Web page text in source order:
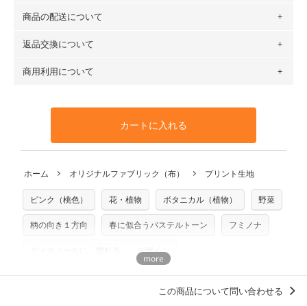
場合 → 購入数量「7」
※カットを希望の方は備考欄に「50cmずつカット希望」など
ご記載ください（50cm単位でのカットのみ）
プリント布の仕様についてもっと詳しく見る
・現在、すべてのデザインのプリントに使用している生地は
ットン（ダブルガーゼ）・100％コットン（ローン）・コッ
トンリネン（ビエラ織）・100％コットン（ツイル）・
100％コットン（キャンバス・11号帆布）です。
生地見本サンプル（無料）を購入する
商品の配送について
・ネコポスでの配送は、布は2mまで型紙は2個までとなりま
も送料の表示が600円となり宅急便での配送となります。
となります。
※万が一、検品時に不備が見つかった場合は、4～5営業日後
※土日祝は営業日に含まれません。
※配送日のご指定は承れません。出来上がり次第、順次発送
返品交換について
・布はご注文後に注文数量のみをプリントするため、
購入後
や用尺をお間違えのないようお願いします。思っていた色味
と違う、などの理由での返品は承れません。予めご了承くだ
商用利用について
利用いただけます。「nunocoto fabric使用」といった記載
も不要です。（製品化した際に起こる全ての問題、クレーム
いませんのでご了承ください）
※有料型紙（ホームソーイング型紙シリーズ）および柄がえ
らべるキットに付属された型紙は商用利用できませんのでご
注意ください。型紙自体の転用・販売および型紙を使用して
商用利用についての詳細はこちら
カートに入れる
ホーム オリジナルファブリック（布） プリント生地
ピンク（桃色） 花・植物 ボタニカル（植物） 野菜
柄の向き１方向 春に似合うパステルトーン フミノナ
ディティールに「惚れる。」デザイン
この商品について問い合わせる